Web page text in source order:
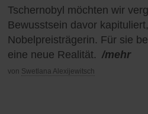
Tschernobyl möchten wir
Bewusstsein davor
Nobelpreisträgerin. Für sie
eine neue Realität. /mehr
von Swetlana Alexijewitsch